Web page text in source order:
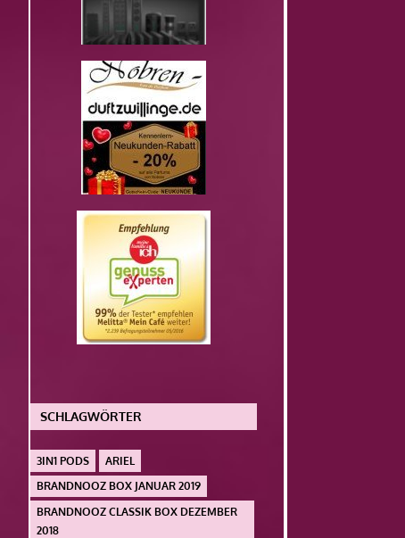
SCHLAGWÖRTER
3IN1 PODS
ARIEL
BRANDNOOZ BOX JANUAR 2019
BRANDNOOZ CLASSIK BOX DEZEMBER
2018